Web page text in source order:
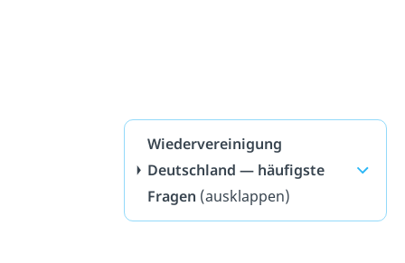
Wiedervereinigung
Deutschland — häufigste
Fragen (ausklappen)